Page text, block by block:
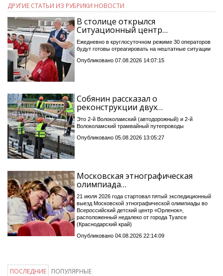
ДРУГИЕ СТАТЬИ ИЗ РУБРИКИ НОВОСТИ
В столице открылся
Ситуационный центр…
Ежедневно в круглосуточном режиме 30 операторов
будут готовы отреагировать на нештатные ситуации
Опубликовано 07.08.2026 14:07:15
Собянин рассказал о
реконструкции двух…
Это 2-й Волоколамский (автодорожный) и 2-й
Волоколамский трамвайный путепроводы
Опубликовано 05.08.2026 13:05:27
Московская этнографическая
олимпиада…
21 июля 2026 года стартовал пятый экспедиционный
выезд Московской этнографической олимпиады во
Всероссийский детский центр «Орленок»,
расположенный недалеко от города Туапсе
(Краснодарский край)
Опубликовано 04.08.2026 22:14:09
ПОСЛЕДНИЕ ПОПУЛЯРНЫЕ